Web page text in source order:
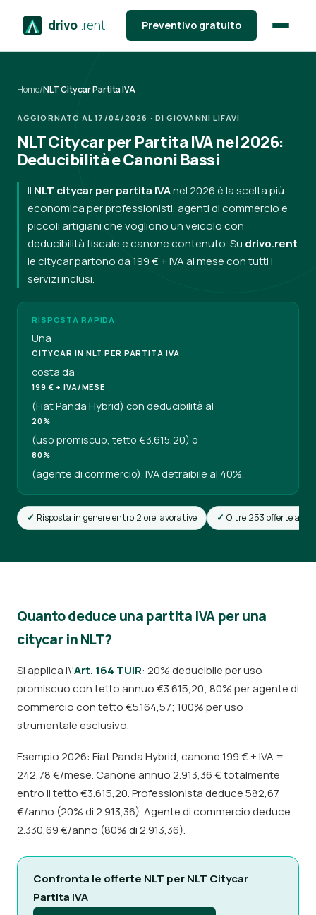
drivo .rent Preventivo gratuito
Home/NLT Citycar Partita IVA
AGGIORNATO AL 17/04/2026 · DI GIOVANNI LIFAVI
NLT Citycar per Partita IVA nel 2026:
Deducibilità e Canoni Bassi
Il NLT citycar per partita IVAnel 2026 è la scelta più
economica per professionisti, agenti di commercio e
piccoli artigiani che vogliono un veicolo con
deducibilità fiscale e canone contenuto. Su drivo.rent
le citycar partono da 199 € + IVA al mese con tutti i
servizi inclusi.
RISPOSTA RAPIDA
Una
CITYCAR IN NLT PER PARTITA IVA
costa da
199 € + IVA/MESE
(Fiat Panda Hybrid) con deducibilità al
20%
(uso promiscuo, tetto €3.615,20) o
80%
(agente di commercio). IVA detraibile al 40%.
Risposta in genere entro 2 ore lavorative Oltre 253 offerte attive
Quanto deduce una partita IVA per una
citycar in NLT?
Si applica l\'Art. 164 TUIR: 20% deducibile per uso
promiscuo con tetto annuo €3.615,20; 80% per agente di
commercio con tetto €5.164,57; 100% per uso
strumentale esclusivo.
Esempio 2026: Fiat Panda Hybrid, canone 199 € + IVA =
242,78 €/mese. Canone annuo 2.913,36 € totalmente
entro il tetto €3.615,20. Professionista deduce 582,67
€/anno (20% di 2.913,36). Agente di commercio deduce
2.330,69 €/anno (80% di 2.913,36).
Confronta le offerte NLT per NLT Citycar
Partita IVA